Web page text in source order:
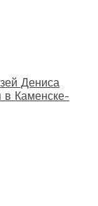
Дениса
в Каменске-